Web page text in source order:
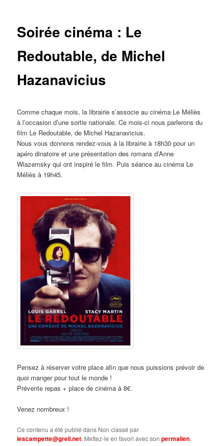
Soirée cinéma : Le
Redoutable, de Michel
Hazanavicius
Comme chaque mois, la librairie s’associe au cinéma Le Méliès
à l’occasion d’une sortie nationale.Ce mois-ci nous parlerons du
film Le Redoutable, de Michel Hazanavicius.
Nous vous donnons rendez-vous à la librairie à 18h30 pour un
apéro dinatoire et une présentation des romans d’Anne
Wiazemsky qui ont inspiré le film. Puis séance au cinéma Le
Méliès à 19h45.
Pensez à réserver votre place afin que nous puissions prévoir de
quoi manger pour tout le monde !
Prévente repas + place de cinéma à 8€.
Venez nombreux !
Ce contenu a été publié dans Non classé par
lescampette@greli.net. Mettez-le en favori avec sonpermalien.